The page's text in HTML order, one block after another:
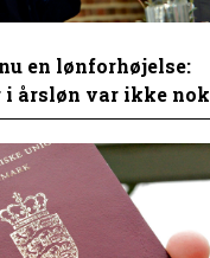
en lønforhøjelse:
i årsløn var ikke nok